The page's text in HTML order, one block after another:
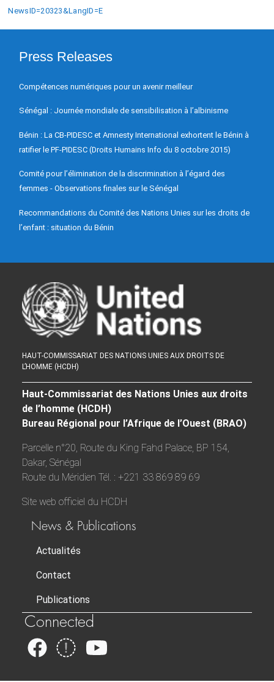
Press Releases
Compétences numériques pour un avenir meilleur
Sénégal : Journée mondiale de sensibilisation à l’albinisme
Bénin : La CB-PIDESC et Amnesty International exhortent le Bénin à
ratifier le PF-PIDESC (Droits Humains Info du 8 octobre 2015)
Comité pour l’élimination de la discrimination à l’égard des
femmes - Observations finales sur le Sénégal
Recommandations du Comité des Nations Unies sur les droits de
l’enfant : situation du Bénin
NewsID=20323&LangID=E
HAUT-COMMISSARIAT DES NATIONS UNIES AUX DROITS DE
L’HOMME (HCDH)
Haut-Commissariat des Nations Unies aux droits
de l’homme (HCDH)
Bureau Régional pour l’Afrique de l’Ouest (BRAO)
Parcelle n°20, Route du King Fahd Palace, BP 154,
Dakar, Sénégal
Route du Méridien Tél. : +221 33 869 89 69
Site web officiel du HCDH
News & Publications
Actualités
Contact
Publications
Connected